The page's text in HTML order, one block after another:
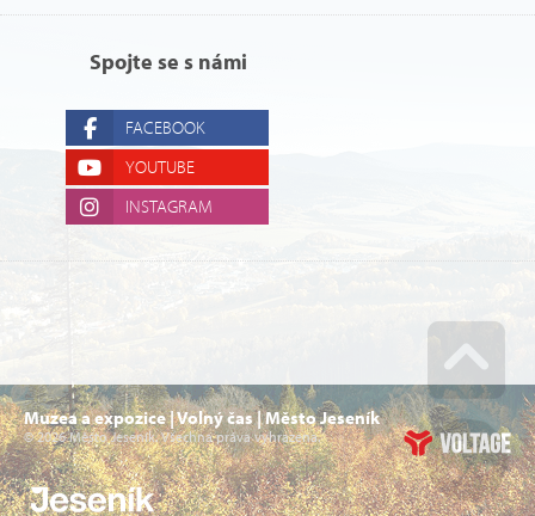
Spojte se s námi
FACEBOOK
YOUTUBE
INSTAGRAM
Muzea a expozice | Volný čas | Město Jeseník
© 2026 Město Jeseník. Všechna práva vyhrazena.
Go